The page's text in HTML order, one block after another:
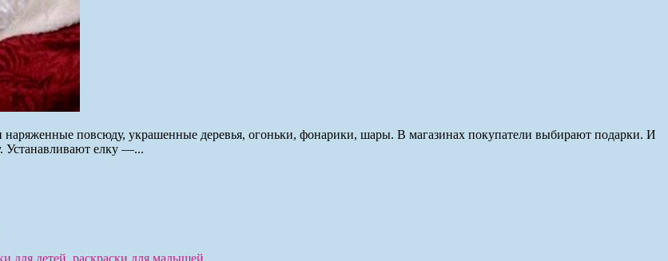
повсюду, украшенные деревья, огоньки, фонарики, шары. В магазинах покупатели выбирают подарки. И
Устанавливают елку —...